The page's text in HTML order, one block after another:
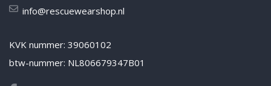
info@rescuewearshop.nl
KVK nummer: 39060102
btw-nummer: NL806679347B01